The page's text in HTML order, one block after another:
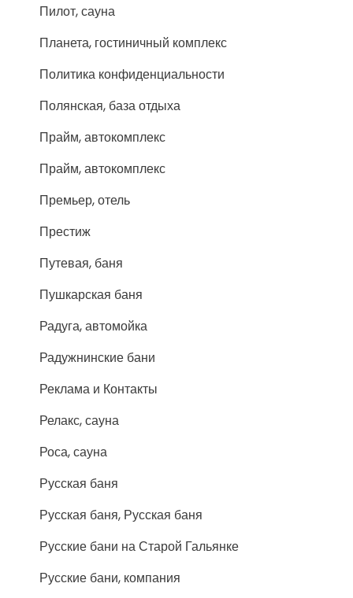
Пилот, сауна
Планета, гостиничный комплекс
Политика конфиденциальности
Полянская, база отдыха
Прайм, автокомплекс
Прайм, автокомплекс
Премьер, отель
Престиж
Путевая, баня
Пушкарская баня
Радуга, автомойка
Радужнинские бани
Реклама и Контакты
Релакс, сауна
Роса, сауна
Русская баня
Русская баня, Русская баня
Русские бани на Старой Гальянке
Русские бани, компания